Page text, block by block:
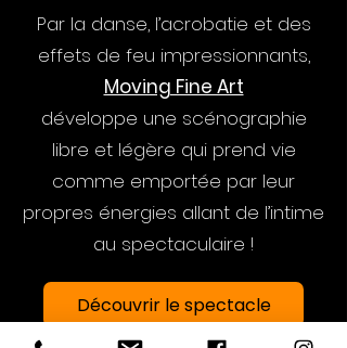
Par la danse, l’acrobatie et des
effets de feu impressionnants,
Moving Fine Art
développe une scénographie
libre et légère qui prend vie
comme emportée par leur
propres énergies allant de l’intime
au spectaculaire !
Découvrir le spectacle